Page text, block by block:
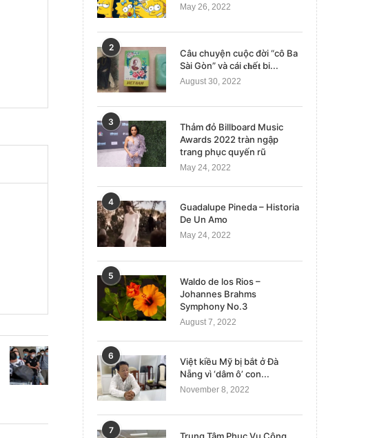
May 26, 2022
2
Câu chuyện cuộc đời “cô Ba
Sài Gòn” và cái 𝐜𝐡ế𝐭 bi...
August 30, 2022
3
Thảm đỏ Billboard Music
Awards 2022 tràn ngập
trang phục quyến rũ
May 24, 2022
4
Guadalupe Pineda – Historia
De Un Amo
May 24, 2022
5
Waldo de los Rios –
Johannes Brahms
Symphony No.3
August 7, 2022
6
Việt kiều Mỹ bị bắt ở Đà
Nẵng vì ‘dâm ô’ con...
November 8, 2022
7
Trung Tâm Phục Vụ Cộng